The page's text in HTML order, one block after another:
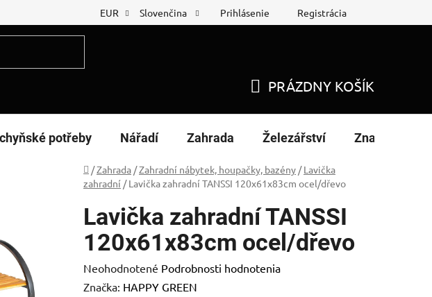
štítky Reklamační protokol Nákup na splátky
EUR Slovenčina Prihlásenie Registrácia
KOŠÍK
PRÁZDNY KOŠÍK
potřeby Nářadí Zahrada Železářství Značky
Domov
/Zahrada /Zahradní nábytek, houpačky, bazény / Lavička
zahradní / Lavička zahradní TANSSI 120x61x83cm ocel/dřevo
Lavička zahradní TANSSI
120x61x83cm ocel/dřevo
Priemerné
hodnotenie
Neohodnotené Podrobnosti hodnotenia
Značka: HAPPY GREEN